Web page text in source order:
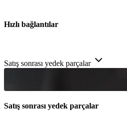
Hızlı bağlantılar
Satış sonrası yedek parçalar
Satış sonrası yedek parçalar